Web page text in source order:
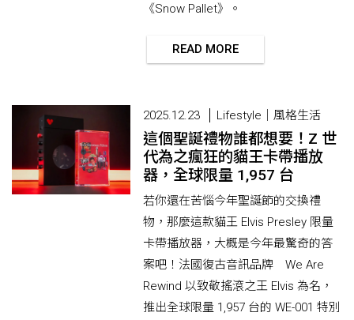
《Snow Pallet》。
READ MORE
2025.12.23 Lifestyle｜風格生活
這個聖誕禮物誰都想要！Z 世
代為之瘋狂的貓王卡帶播放
器，全球限量 1,957 台
若你還在苦惱今年聖誕節的交換禮
物，那麼這款貓王 Elvis Presley 限量
卡帶播放器，大概是今年最驚奇的答
案吧！法國復古音訊品牌 We Are
Rewind 以致敬搖滾之王 Elvis 為名，
推出全球限量 1,957 台的 WE-001 特別